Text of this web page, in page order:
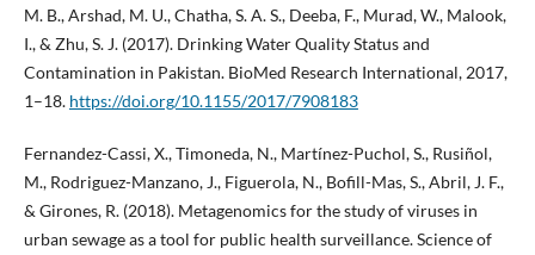
M. B., Arshad, M. U., Chatha, S. A. S., Deeba, F., Murad, W., Malook,
I., & Zhu, S. J. (2017). Drinking Water Quality Status and
Contamination in Pakistan. BioMed Research International, 2017,
1–18. https://doi.org/10.1155/2017/7908183
Fernandez-Cassi, X., Timoneda, N., Martínez-Puchol, S., Rusiñol,
M., Rodriguez-Manzano, J., Figuerola, N., Bofill-Mas, S., Abril, J. F.,
& Girones, R. (2018). Metagenomics for the study of viruses in
urban sewage as a tool for public health surveillance. Science of